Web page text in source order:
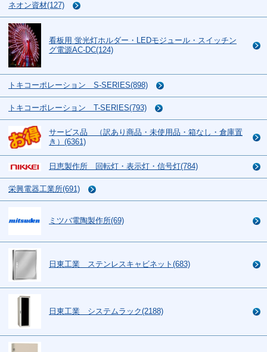
ネオン資材(127)
看板用 蛍光灯ホルダー・LEDモジュール・スイッチン
グ電源AC-DC(124)
トキコーポレーション S-SERIES(898)
トキコーポレーション T-SERIES(793)
サービス品 （訳あり商品・未使用品・箱なし・倉庫置
き）(6361)
日恵製作所 回転灯・表示灯・信号灯(784)
栄興電器工業所(691)
ミツバ電陶製作所(69)
日東工業 ステンレスキャビネット(683)
日東工業 システムラック(2188)